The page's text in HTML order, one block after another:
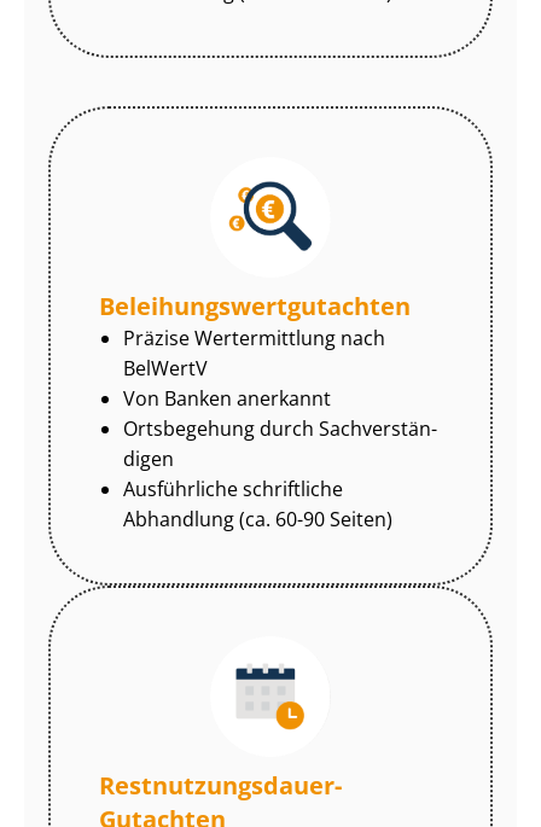
Be­lei­hungs­wert­gut­ach­ten
Präzise Wertermittlung nach
BelWertV
Von Banken anerkannt
Ortsbegehung durch Sach­ver­stän­
di­gen
Ausführliche schriftliche
Abhandlung (ca. 60-90 Seiten)
Rest­nut­zungs­dau­er-
Gutachten